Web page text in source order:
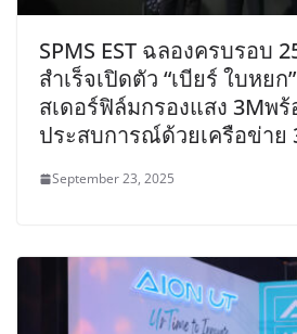
SPMS EST ฉลองครบรอบ
สำเร็จเปิดตัว “เบียร์ ใบหย
สเดอร์ฟิล์มกรองแสง 3Mพ
ประสบการณ์ด้วยเครือข่าย
September 23, 2025